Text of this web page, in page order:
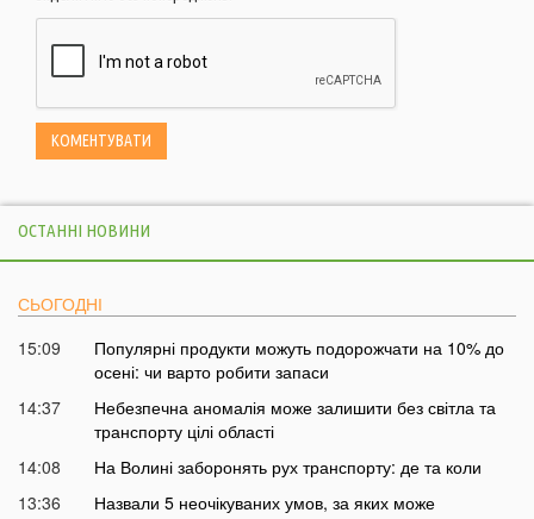
ОСТАННІ НОВИНИ
СЬОГОДНІ
15:09
Популярні продукти можуть подорожчати на 10% до
осені: чи варто робити запаси
14:37
Небезпечна аномалія може залишити без світла та
транспорту цілі області
14:08
На Волині заборонять рух транспорту: де та коли
13:36
Назвали 5 неочікуваних умов, за яких може